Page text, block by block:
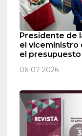
Presidente de
el viceministro
el
06-07-2026